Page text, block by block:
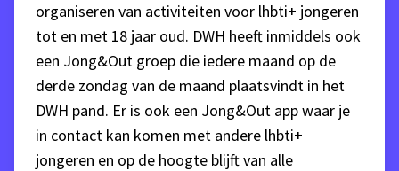
organiseren van activiteiten voor lhbti+ jongeren
tot en met 18 jaar oud. DWH heeft inmiddels ook
een Jong&Out groep die iedere maand op de
derde zondag van de maand plaatsvindt in het
DWH pand. Er is ook een Jong&Out app waar je
in contact kan komen met andere lhbti+
jongeren en op de hoogte blijft van alle